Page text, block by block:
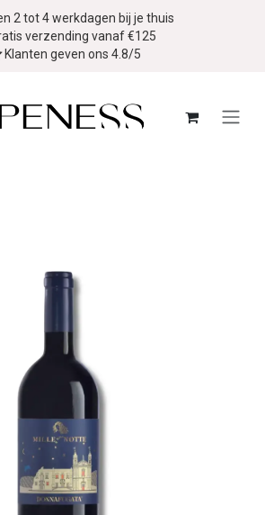
2 tot 4 werkdagen bij je thuis
verzending vanaf €125
Klanten geven ons 4.8/5